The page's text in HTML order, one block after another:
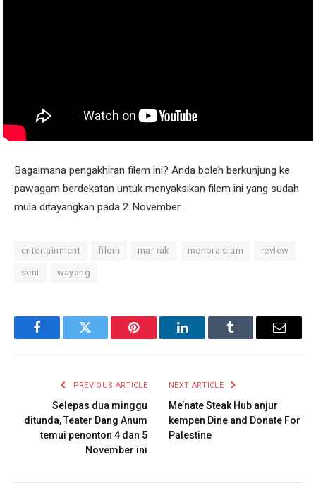
Bagaimana pengakhiran filem ini? Anda boleh berkunjung ke
pawagam berdekatan untuk menyaksikan filem ini yang sudah
mula ditayangkan pada 2 November.
entertainment filem mar rak menora siam review
seni wayang
FacebookTwitter Pinterest LinkedInTumblr Email
PREVIOUS ARTICLE
Selepas dua minggu
ditunda, Teater Dang Anum
temui penonton 4 dan 5
November ini
NEXT ARTICLE
Me’nate Steak Hub anjur
kempen Dine and Donate For
Palestine